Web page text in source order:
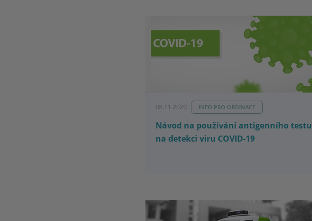
08.11.2020 INFO PRO ORDINACE
Návod na používání antigenního testu
na detekci viru COVID-19